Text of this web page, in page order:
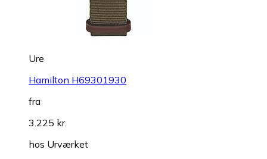
Ure
Hamilton H69301930
fra
3.225 kr.
hos Urværket